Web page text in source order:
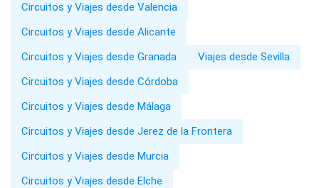
Circuitos y Viajes desde Valencia
Circuitos y Viajes desde Alicante
Circuitos y Viajes desde Granada
Viajes desde Sevilla
Circuitos y Viajes desde Córdoba
Circuitos y Viajes desde Málaga
Circuitos y Viajes desde Jerez de la Frontera
Circuitos y Viajes desde Murcia
Circuitos y Viajes desde Elche